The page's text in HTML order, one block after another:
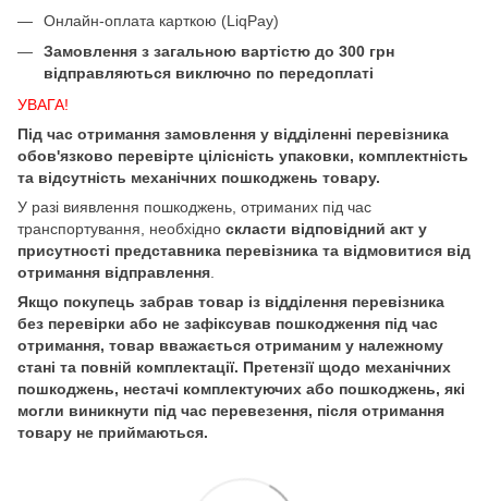
Онлайн-оплата карткою (LiqPay)
Замовлення з загальною вартістю до 300 грн
відправляються виключно по передоплаті
УВАГА!
Під час отримання замовлення у відділенні перевізника
обов'язково перевірте цілісність упаковки, комплектність
та відсутність механічних пошкоджень товару.
У разі виявлення пошкоджень, отриманих під час
транспортування, необхідно скласти відповідний акт у
присутності представника перевізника та відмовитися від
отримання відправлення
Якщо покупець забрав товар із відділення перевізника
без перевірки або не зафіксував пошкодження під час
отримання, товар вважається отриманим у належному
стані та повній комплектації. Претензії щодо механічних
пошкоджень, нестачі комплектуючих або пошкоджень, які
могли виникнути під час перевезення, після отримання
товару не приймаються.